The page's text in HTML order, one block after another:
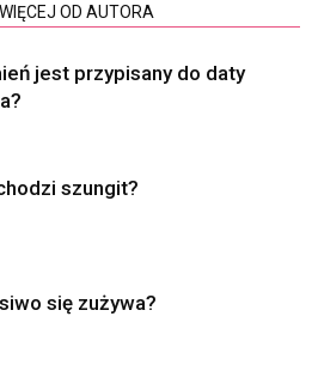
WIĘCEJ OD AUTORA
jest przypisany do daty
szungit?
się zużywa?